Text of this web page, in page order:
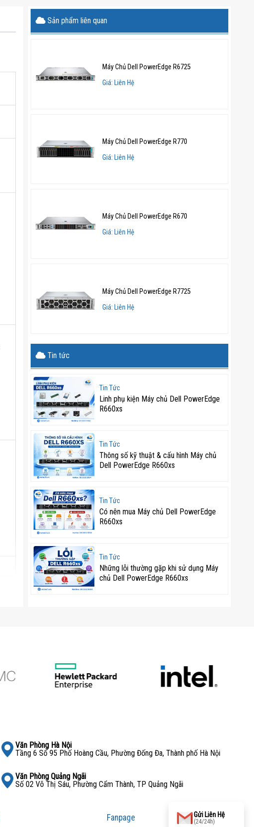
Sản phẩm liên quan
Máy Chủ Dell PowerEdge R6725
Giá: Liên Hệ
Máy Chủ Dell PowerEdge R770
Giá: Liên Hệ
Máy Chủ Dell PowerEdge R670
Giá: Liên Hệ
Máy Chủ Dell PowerEdge R7725
Giá: Liên Hệ
Tin tức
Tin Tức
Linh phụ kiện Máy chủ Dell PowerEdge
R660xs
Tin Tức
Thông số kỹ thuật & cấu hình Máy chủ
Dell PowerEdge R660xs
Tin Tức
Có nên mua Máy chủ Dell PowerEdge
R660xs
Tin Tức
Những lỗi thường gặp khi sử dụng Máy
chủ Dell PowerEdge R660xs
Văn Phòng Hà Nội
Tầng 6 Số 95 Phố Hoàng Cầu, Phường Đống Đa, Thành phố Hà Nội
Văn Phòng Quảng Ngãi
Số 02 Võ Thị Sáu, Phường Cẩm Thành, TP Quảng Ngãi
Fanpage Gửi Liên Hệ
(24/24h)